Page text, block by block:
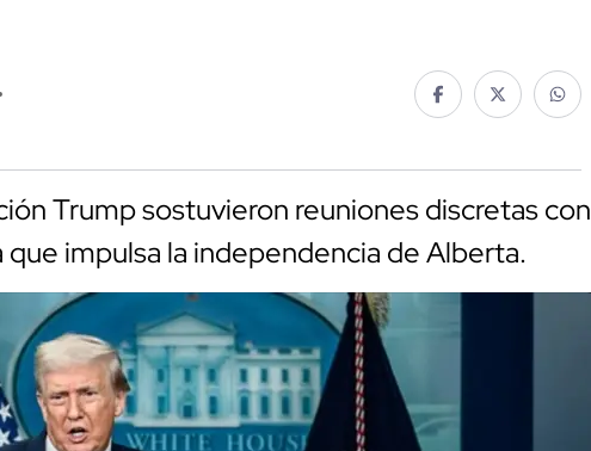
Trump sostuvieron reuniones discretas con
impulsa la independencia de Alberta.